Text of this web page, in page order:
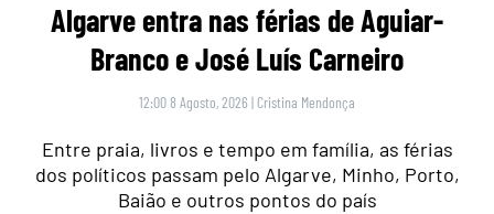
Algarve entra nas férias de Aguiar-
Branco e José Luís Carneiro
12:00 8 Agosto, 2026 | Cristina Mendonça
Entre praia, livros e tempo em família, as férias
dos políticos passam pelo Algarve, Minho, Porto,
Baião e outros pontos do país